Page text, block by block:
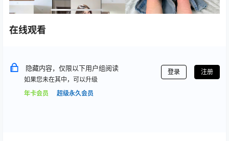
在线观看
隐藏内容，仅限以下用户组阅读
如果您未在其中，可以升级
年卡会员
超级永久会员
登录 注册